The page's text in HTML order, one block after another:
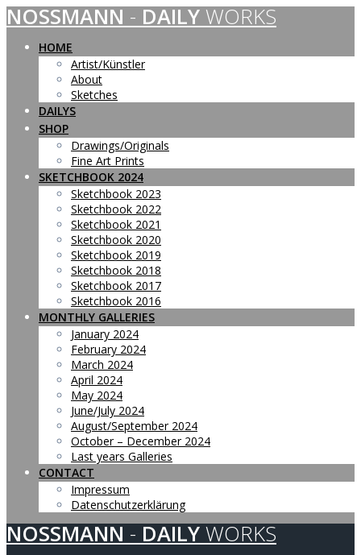
Skip
to
content
NOSSMANN - DAILY WORKS
HOME
Artist/Künstler
About
Sketches
DAILYS
SHOP
Drawings/Originals
Fine Art Prints
SKETCHBOOK 2024
Sketchbook 2023
Sketchbook 2022
Sketchbook 2021
Sketchbook 2020
Sketchbook 2019
Sketchbook 2018
Sketchbook 2017
Sketchbook 2016
MONTHLY GALLERIES
January 2024
February 2024
March 2024
April 2024
May 2024
June/July 2024
August/September 2024
October – December 2024
Last years Galleries
CONTACT
Impressum
Datenschutzerklärung
NOSSMANN - DAILY WORKS